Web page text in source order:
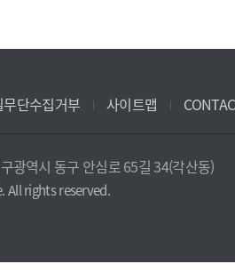
단수집거부 사이트맵
광역시 동구 안심로 65길 34(각산동)
All rights reserved.